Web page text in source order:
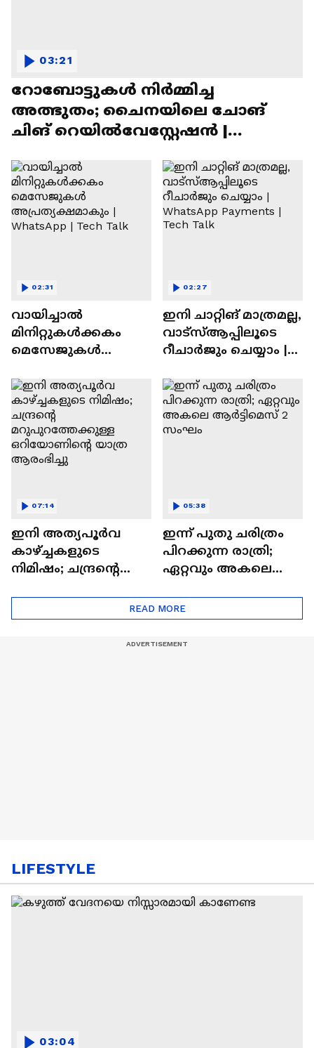
റോബോട്ടുകൾ നിർമ്മിച്ച
അത്ഭുതം; ചൈനയിലെ ചോങ്
ചിങ് റെയിൽവേസ്റ്റേഷൻ |
03:21
വായിച്ചാൽ
മിനിറ്റുകൾക്കകം
മെസേജുകള്‍
WhatsApp | Tech Talk
02:31
ഇനി ചാറ്റിങ് മാത്രമല്ല,
വാട്‌സ്‌ആപ്പിലൂടെ
റീചാർജും ചെയ്യാം |
Tech Talk
02:27
ഇനി അത്യപൂര്‍വ
കാഴ്ച്ചകളുടെ
നിമിഷം; ചന്ദ്രന്റെ
ഒറിയോണിന്റെ യാത്ര
ആരംഭിച്ചു
07:14
ഇന്ന് പുതു ചരിത്രം
പിറക്കുന്ന രാത്രി;
ഏറ്റവും അകലെ
05:38
READ MORE
LIFESTYLE
03:04